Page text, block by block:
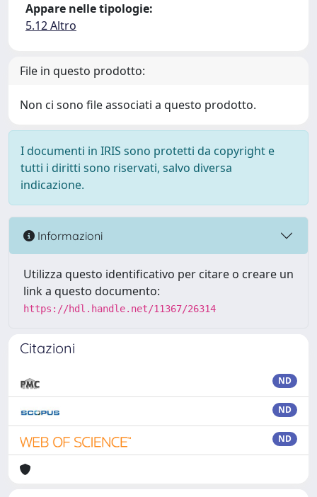
Appare nelle tipologie:
5.12 Altro
File in questo prodotto:
Non ci sono file associati a questo prodotto.
I documenti in IRIS sono protetti da copyright e
tutti i diritti sono riservati, salvo diversa
indicazione.
Informazioni
Utilizza questo identificativo per citare o creare un
link a questo documento:
https://hdl.handle.net/11367/26314
Citazioni
ND
ND
ND